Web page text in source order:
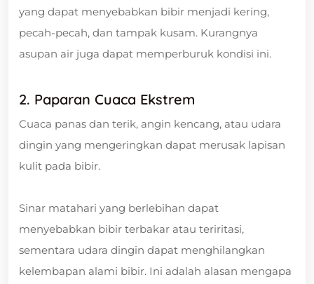
yang dapat menyebabkan bibir menjadi kering,
pecah-pecah, dan tampak kusam. Kurangnya
asupan air juga dapat memperburuk kondisi ini.
2. Paparan Cuaca Ekstrem
Cuaca panas dan terik, angin kencang, atau udara
dingin yang mengeringkan dapat merusak lapisan
kulit pada bibir.
Sinar matahari yang berlebihan dapat
menyebabkan bibir terbakar atau teriritasi,
sementara udara dingin dapat menghilangkan
kelembapan alami bibir. Ini adalah alasan mengapa